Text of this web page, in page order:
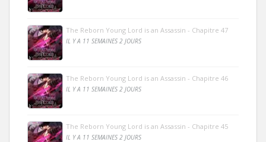
The Reborn Young Lord is an Assassin - Chapitre 47
IL Y A 11 SEMAINES 2 JOURS
The Reborn Young Lord is an Assassin - Chapitre 46
IL Y A 11 SEMAINES 2 JOURS
The Reborn Young Lord is an Assassin - Chapitre 45
IL Y A 11 SEMAINES 2 JOURS